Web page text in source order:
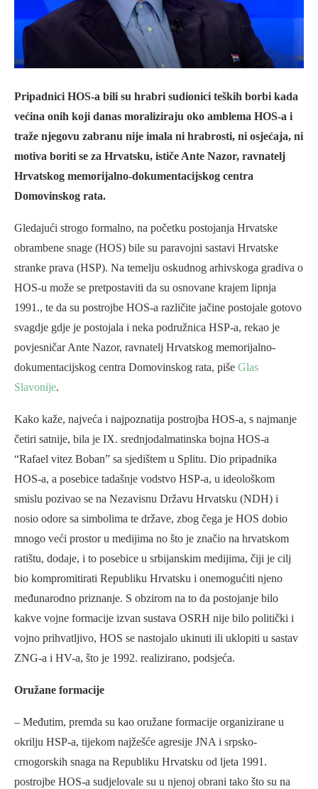
Pripadnici HOS-a bili su hrabri sudionici teških borbi kada
većina onih koji danas moraliziraju oko amblema HOS-a i
traže njegovu zabranu nije imala ni hrabrosti, ni osjećaja, ni
motiva boriti se za Hrvatsku, ističe Ante Nazor, ravnatelj
Hrvatskog memorijalno-dokumentacijskog centra
Domovinskog rata.
Gledajući strogo formalno, na početku postojanja Hrvatske
obrambene snage (HOS) bile su paravojni sastavi Hrvatske
stranke prava (HSP). Na temelju oskudnog arhivskoga gradiva o
HOS-u može se pretpostaviti da su osnovane krajem lipnja
1991., te da su postrojbe HOS-a različite jačine postojale gotovo
svagdje gdje je postojala i neka podružnica HSP-a, rekao je
povjesničar Ante Nazor, ravnatelj Hrvatskog memorijalno-
dokumentacijskog centra Domovinskog rata, piše Glas
Slavonije.
Kako kaže, najveća i najpoznatija postrojba HOS-a, s najmanje
četiri satnije, bila je IX. srednjodalmatinska bojna HOS-a
“Rafael vitez Boban” sa sjedištem u Splitu. Dio pripadnika
HOS-a, a posebice tadašnje vodstvo HSP-a, u ideološkom
smislu pozivao se na Nezavisnu Državu Hrvatsku (NDH) i
nosio odore sa simbolima te države, zbog čega je HOS dobio
mnogo veći prostor u medijima no što je značio na hrvatskom
ratištu, dodaje, i to posebice u srbijanskim medijima, čiji je cilj
bio kompromitirati Republiku Hrvatsku i onemogućiti njeno
međunarodno priznanje. S obzirom na to da postojanje bilo
kakve vojne formacije izvan sustava OSRH nije bilo politički i
vojno prihvatljivo, HOS se nastojalo ukinuti ili uklopiti u sastav
ZNG-a i HV-a, što je 1992. realizirano, podsjeća.
Oružane formacije
– Međutim, premda su kao oružane formacije organizirane u
okrilju HSP-a, tijekom najžešće agresije JNA i srpsko-
crnogorskih snaga na Republiku Hrvatsku od ljeta 1991.
postrojbe HOS-a sudjelovale su u njenoj obrani tako što su na